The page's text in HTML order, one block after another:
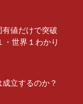
値だけで突破
世界１わかり
立するのか？